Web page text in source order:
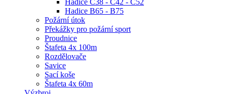
Hadice C38 - C42 - C52
Hadice B65 - B75
Požární útok
Překážky pro požární sport
Proudnice
Štafeta 4x 100m
Rozdělovače
Savice
Sací koše
Štafeta 4x 60m